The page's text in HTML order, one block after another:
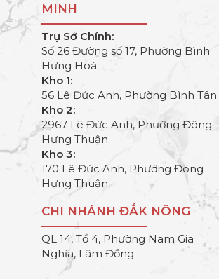
MINH
Trụ Sở Chính:
Số 26 Đường số 17, Phường Bình
Hưng Hoà.
Kho 1:
56 Lê Đức Anh, Phường Bình Tân.
Kho 2:
2967 Lê Đức Anh, Phường Đông
Hưng Thuận.
Kho 3:
170 Lê Đức Anh, Phường Đông
Hưng Thuận.
CHI NHÁNH ĐẮK NÔNG
QL 14, Tổ 4, Phường Nam Gia
Nghĩa, Lâm Đồng.